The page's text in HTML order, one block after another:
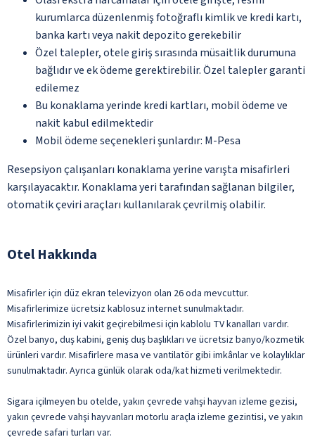
kurumlarca düzenlenmiş fotoğraflı kimlik ve kredi kartı,
banka kartı veya nakit depozito gerekebilir
Özel talepler, otele giriş sırasında müsaitlik durumuna
bağlıdır ve ek ödeme gerektirebilir. Özel talepler garanti
edilemez
Bu konaklama yerinde kredi kartları, mobil ödeme ve
nakit kabul edilmektedir
Mobil ödeme seçenekleri şunlardır: M-Pesa
Resepsiyon çalışanları konaklama yerine varışta misafirleri
karşılayacaktır. Konaklama yeri tarafından sağlanan bilgiler,
otomatik çeviri araçları kullanılarak çevrilmiş olabilir.
Otel Hakkında
Misafirler için düz ekran televizyon olan 26 oda mevcuttur.
Misafirlerimize ücretsiz kablosuz internet sunulmaktadır.
Misafirlerimizin iyi vakit geçirebilmesi için kablolu TV kanalları vardır.
Özel banyo, duş kabini, geniş duş başlıkları ve ücretsiz banyo/kozmetik
ürünleri vardır. Misafirlere masa ve vantilatör gibi imkânlar ve kolaylıklar
sunulmaktadır. Ayrıca günlük olarak oda/kat hizmeti verilmektedir.
Sigara içilmeyen bu otelde, yakın çevrede vahşi hayvan izleme gezisi,
yakın çevrede vahşi hayvanları motorlu araçla izleme gezintisi, ve yakın
çevrede safari turları var.